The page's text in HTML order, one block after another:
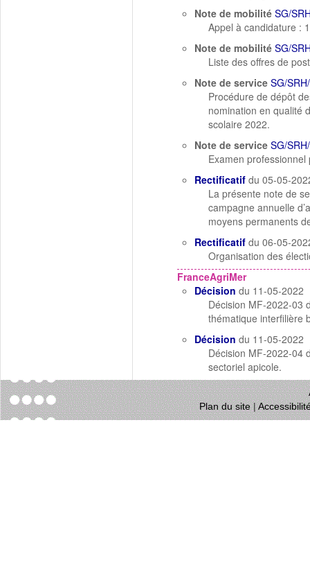
Note de mobilité SG/
Appel à candidature :
Note de mobilité SG/
Liste des offres de
Note de service SG/
Procédure de dépôt
nomination en qualité
scolaire 2022.
Note de service SG/
Examen professionnel
Rectificatif du 05-05-
La présente note de
campagne annuelle
moyens permanents
Rectificatif du 06-05-
Organisation des
FranceAgriMer
Décision du 11-05-2022
Décision MF-2022-03
thématique interfilière
Décision du 11-05-2022
Décision MF-2022-04
sectoriel apicole.
Plan du site|